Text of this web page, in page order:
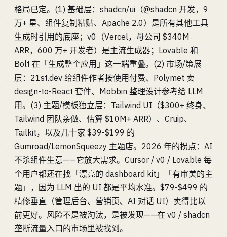
格局已定。(1) 基础层：shadcn/ui（@shadcn 开发，9
万+ 星、组件复制粘贴、Apache 2.0）是所有其他工具
生成时引用的底座；v0（Vercel，母公司 $340M
ARR，600 万+ 开发者）是主流生成器；Lovable 和
Bolt 在「生成整个应用」这一端重叠。(2) 市场/策展
层：21st.dev 给组件作者按使用付费、Polymet 卖
design-to-React 套件、Mobbin 整理设计参考给 LLM
用。(3) 主题/模板独立层：Tailwind UI（$300+ 终身、
Tailwind 团队亲做、估算 $10M+ ARR）、Cruip、
Tailkit，以及几十家 $39-$199 的
Gumroad/LemonSqueezy 主题店。2026 年的拐点：AI
不杀组件生意——它放大需求。Cursor / v0 / Lovable 每
个用户都还在找「漂亮的 dashboard kit」「有审美的主
题」，因为 LLM 出的 UI 都是平均水准。$79-$499 的
精修垂直（管理后台、营销页、AI 对话 UI）卖得比以
前更好。风险不是被淘汰，是被发现——在 v0 / shadcn
垄断流量入口的市场里被找到。